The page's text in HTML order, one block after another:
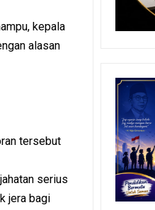
kepala
alasan
tersebut
serius
jera bagi